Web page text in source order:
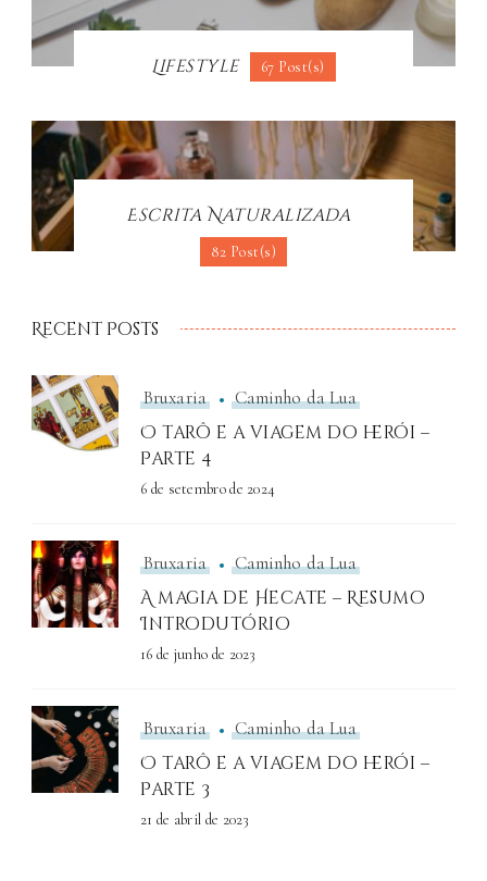
Lifestyle 67 Post(s)
Escrita Naturalizada
82 Post(s)
Recent Posts
Bruxaria Caminho da Lua
O tarô e a viagem do herói –
Parte 4
6 de setembro de 2024
Bruxaria Caminho da Lua
A magia de Hecate – Resumo
Introdutório
16 de junho de 2023
Bruxaria Caminho da Lua
O tarô e a viagem do herói –
Parte 3
21 de abril de 2023